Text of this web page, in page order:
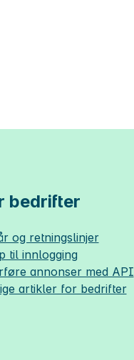
bedrifter
og retningslinjer
til innlogging
annonser med API
artikler for bedrifter